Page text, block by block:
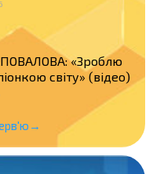
«Зроблю
світу» (відео)